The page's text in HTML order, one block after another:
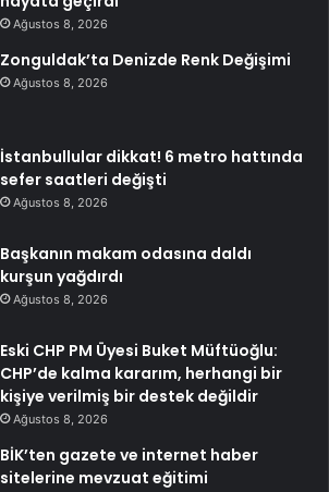
Ağustos 8, 2026
Zonguldak’ta Denizde Renk Değişimi
Ağustos 8, 2026
İstanbullular dikkat! 6 metro hattında
sefer saatleri değişti
Ağustos 8, 2026
Başkanın makam odasına daldı
kurşun yağdırdı
Ağustos 8, 2026
Eski CHP PM Üyesi Buket Müftüoğlu:
CHP’de kalma kararım, herhangi bir
kişiye verilmiş bir destek değildir
Ağustos 8, 2026
BİK’ten gazete ve internet haber
sitelerine mevzuat eğitimi